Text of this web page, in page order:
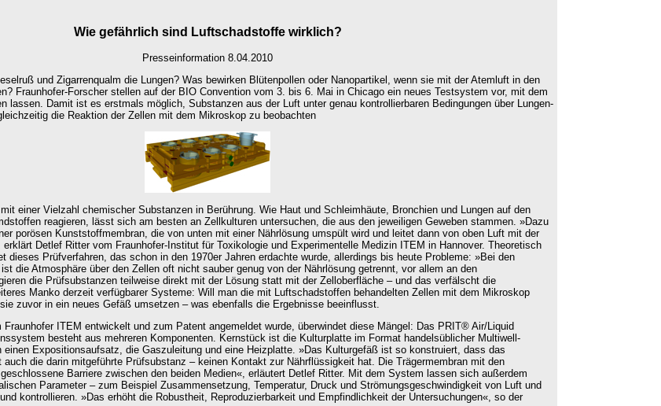
Wie gefährlich sind Luftschadstoffe wirklich?
Presseinformation 8.04.2010
und Zigarrenqualm die Lungen? Was bewirken Blütenpollen oder Nanopartikel, wenn sie mit der Atemluft in den
Fraunhofer-Forscher stellen auf der BIO Convention vom 3. bis 6. Mai in Chicago ein neues Testsystem vor, mit dem
lassen. Damit ist es erstmals möglich, Substanzen aus der Luft unter genau kontrollierbaren Bedingungen über Lungen-
die Reaktion der Zellen mit dem Mikroskop zu beobachten
einer Vielzahl chemischer Substanzen in Berührung. Wie Haut und Schleimhäute, Bronchien und Lungen auf den
reagieren, lässt sich am besten an Zellkulturen untersuchen, die aus den jeweiligen Geweben stammen. »Dazu
porösen Kunststoffmembran, die von unten mit einer Nährlösung umspült wird und leitet dann von oben Luft mit der
Detlef Ritter vom Fraunhofer-Institut für Toxikologie und Experimentelle Medizin ITEM in Hannover. Theoretisch
dieses Prüfverfahren, das schon in den 1970er Jahren erdachte wurde, allerdings bis heute Probleme: »Bei den
die Atmosphäre über den Zellen oft nicht sauber genug von der Nährlösung getrennt, vor allem an den
die Prüfsubstanzen teilweise direkt mit der Lösung statt mit der Zelloberfläche – und das verfälscht die
Manko derzeit verfügbarer Systeme: Will man die mit Luftschadstoffen behandelten Zellen mit dem Mikroskop
zuvor in ein neues Gefäß umsetzen – was ebenfalls die Ergebnisse beeinflusst.
ITEM entwickelt und zum Patent angemeldet wurde, überwindet diese Mängel: Das PRIT® Air/Liquid
besteht aus mehreren Komponenten. Kernstück ist die Kulturplatte im Format handelsüblicher Multiwell-
einen Expositionsaufsatz, die Gaszuleitung und eine Heizplatte. »Das Kulturgefäß ist so konstruiert, dass das
die darin mitgeführte Prüfsubstanz – keinen Kontakt zur Nährflüssigkeit hat. Die Trägermembran mit den
Barriere zwischen den beiden Medien«, erläutert Detlef Ritter. Mit dem System lassen sich außerdem
Parameter – zum Beispiel Zusammensetzung, Temperatur, Druck und Strömungsgeschwindigkeit von Luft und
kontrollieren. »Das erhöht die Robustheit, Reproduzierbarkeit und Empfindlichkeit der Untersuchungen«, so der